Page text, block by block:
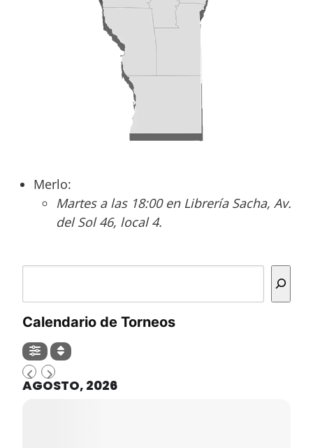
Merlo:
Martes a las 18:00 en Librería Sacha, Av.
del Sol 46, local 4.
Calendario de Torneos
AGOSTO, 2026